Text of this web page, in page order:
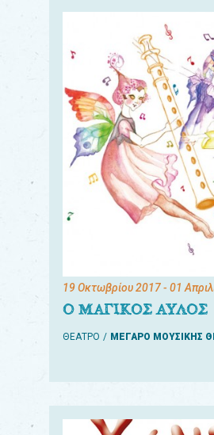
19 Οκτωβρίου 2017- 01
Ο ΜΑΓΙΚΟΣ ΑΥΛΟΣ
ΘΕΑΤΡΟ ΜΕΓΑΡΟ ΜΟΥΣΙΚΗΣ